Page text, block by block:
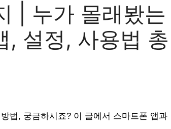
| 누가 몰래봤는
, 설정, 사용법 총
법, 궁금하시죠? 이 글에서 스마트폰 앱과